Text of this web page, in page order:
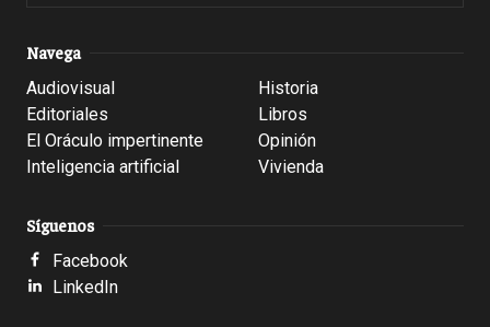
Navega
Audiovisual
Editoriales
El Oráculo impertinente
Inteligencia artificial
Historia
Libros
Opinión
Vivienda
Síguenos
Facebook
LinkedIn